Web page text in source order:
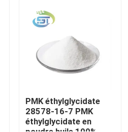
PMK éthylglycidate
28578-16-7 PMK
éthylglycidate en